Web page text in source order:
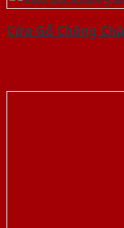
Cửa Gỗ Chống